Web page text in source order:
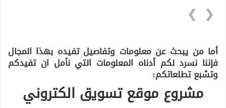
❮
❯
أما من يبحث عن معلومات وتفاصيل تفيده بهذا المجال
فإننا نسرد لكم أدناه المعلومات التي نأمل ان تفيدكم
وتشبع تطلعاتكم:
مشروع موقع تسويق الكتروني